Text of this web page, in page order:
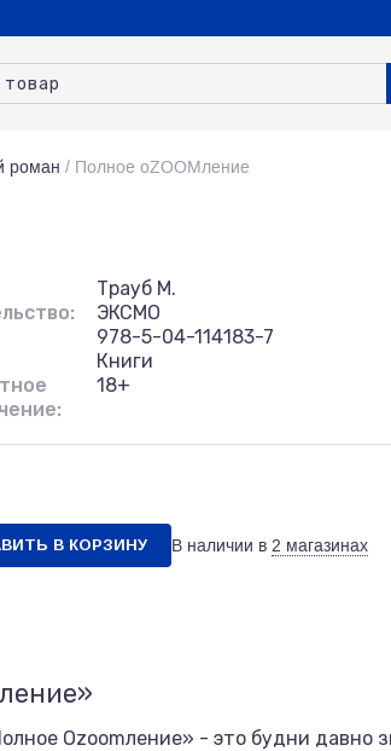
роман / Полное оZOOMление
Трауб М.
ЭКСМО
978-5-04-114183-7
Книги
18+
В КОРЗИНУ В наличии в 2 магазинах
Оzoomление» - это будни давно